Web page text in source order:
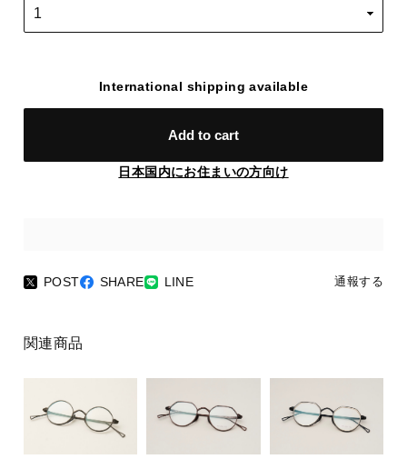
International shipping available
Add to cart
日本国内にお住まいの方向け
POST SHARE LINE 通報する
関連商品